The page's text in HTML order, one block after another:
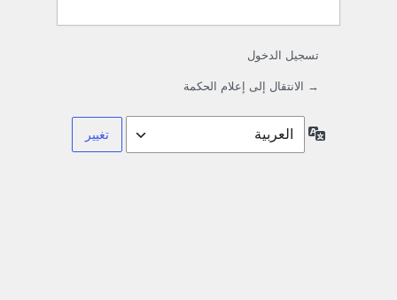
تسجيل الدخول
→ الانتقال إلى إعلام الحكمة
اللغة